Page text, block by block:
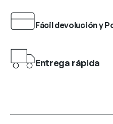
Fácil devolución y
Entrega rápida